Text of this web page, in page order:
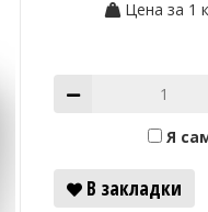
Цена за 1
Я
В закладки